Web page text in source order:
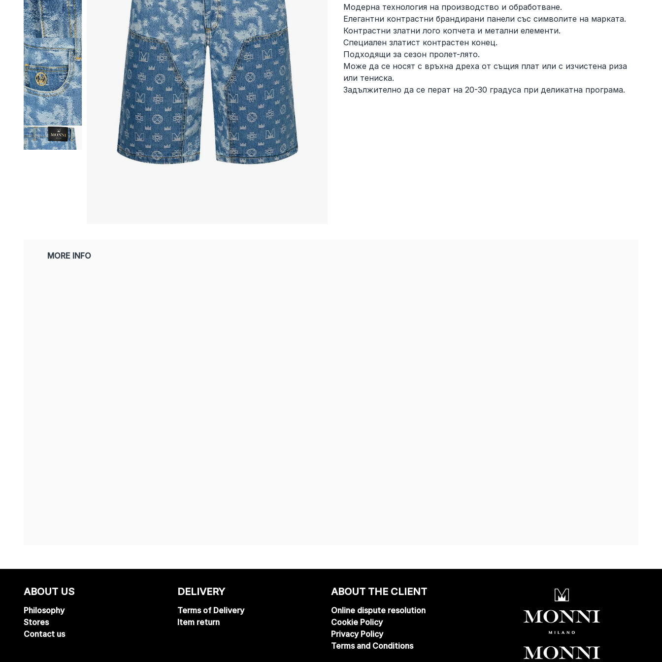
Модерна технология на производство и обработване.
Елегантни контрастни брандирани панели със символите на марката.
Контрастни златни лого копчета и метални елементи.
Специален златист контрастен конец.
Подходящи за сезон пролет-лято.
Може да се носят с връхна дреха от същия плат или с изчистена риза
или тениска.
Задължително да се перат на 20-30 градуса при деликатна програма.
MORE INFO
ABOUT US
Philosophy
Stores
Contact us
DELIVERY
Terms of Delivery
Item return
ABOUT THE CLIENT
Online dispute resolution
Cookie Policy
Privacy Policy
Terms and Conditions